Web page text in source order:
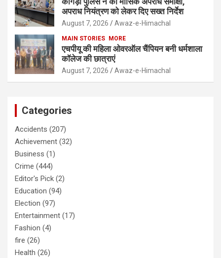
अपराध नियंत्रण को लेकर दिए सख्त निर्देश
August 7, 2026 Awaz-e-Himachal
MAIN STORIES MORE
एचपीयू की महिला ओवरऑल चैंपियन बनी धर्मशाला
कॉलेज की छात्राएं
August 7, 2026 Awaz-e-Himachal
Categories
Accidents (207)
Achievement (32)
Business (1)
Crime (444)
Editor's Pick (2)
Education (94)
Election (97)
Entertainment (17)
Fashion (4)
fire (26)
Health (26)